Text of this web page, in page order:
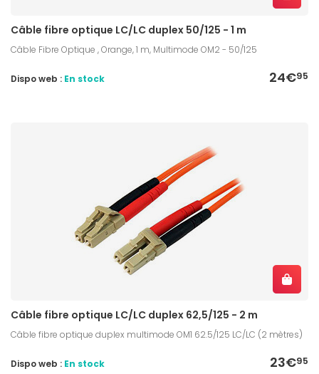
Câble fibre optique LC/LC duplex 50/125 - 1 m
Câble Fibre Optique , Orange, 1 m, Multimode OM2 - 50/125
24€95
Dispo web : En stock
Câble fibre optique LC/LC duplex 62,5/125 - 2 m
Câble fibre optique duplex multimode OM1 62.5/125 LC/LC (2 mètres)
23€95
Dispo web : En stock